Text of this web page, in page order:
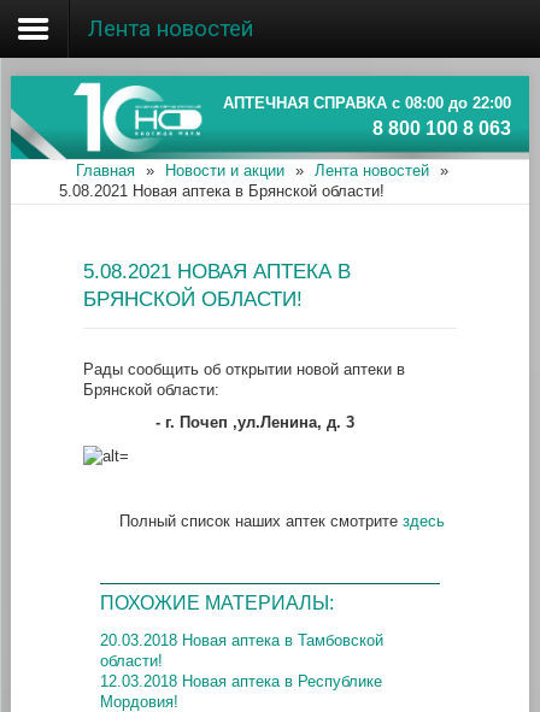
Главная
Об ассоциации
Наши аптеки
Информация
Лента новостей
АПТЕЧНАЯ СПРАВКА с 08:00 до 22:00
8 800 100 8 063
Главная » Новости и акции » Лента новостей
»
5.08.2021 Новая аптека в Брянской области!
5.08.2021 НОВАЯ АПТЕКА В
БРЯНСКОЙ ОБЛАСТИ!
Рады сообщить об открытии новой аптеки в
Брянской области:
- г. Почеп ,ул.Ленина, д. 3
Полный список наших аптек смотрите здесь
ПОХОЖИЕ МАТЕРИАЛЫ:
20.03.2018 Новая аптека в Тамбовской
области!
12.03.2018 Новая аптека в Республике
Мордовия!